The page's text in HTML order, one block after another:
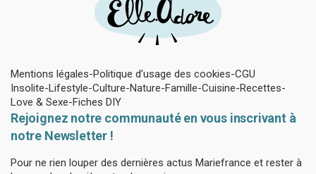
Mentions légales Politique d’usage des cookies CGU
Insolite Lifestyle Culture Nature Famille Cuisine Recettes
Love & Sexe Fiches DIY
Rejoignez notre communauté en vous inscrivant à
notre Newsletter !
Pour ne rien louper des dernières actus Mariefrance et rester à